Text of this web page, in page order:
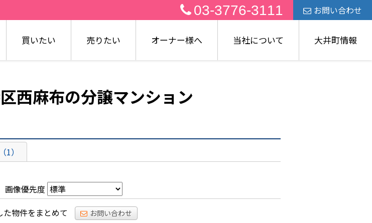
03-3776-3111 お問い合わせ
買いたい 売りたい オーナー様へ 当社について 大井町情報
西麻布の分譲マンション
1）
画像優先度
た物件をまとめて お問い合わせ